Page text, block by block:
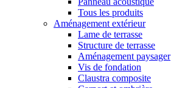
Tous les produits
Aménagement extérieur
Lame de terrasse
Structure de terrasse
Aménagement paysager
Vis de fondation
Claustra composite